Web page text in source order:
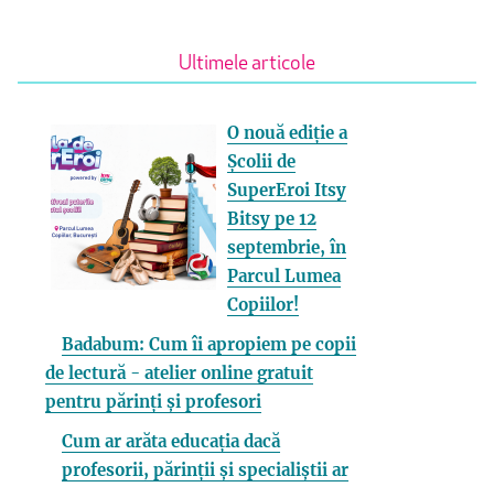
Ultimele articole
O nouă ediție a
Școlii de
SuperEroi Itsy
Bitsy pe 12
septembrie, în
Parcul Lumea
Copiilor!
Badabum: Cum îi apropiem pe copii
de lectură - atelier online gratuit
pentru părinți și profesori
Cum ar arăta educația dacă
profesorii, părinții și specialiștii ar